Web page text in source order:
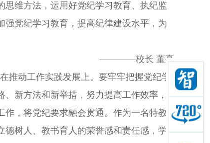
思维方法，运用好党纪学习教育、执纪监
党纪学习教育，提高纪律建设水平，为
————校长 董亮
推动工作实践发展上。要牢牢把握党纪学
新方法和新举措，努力提高工作效率，
，将党纪要求融会贯通。作为一名特教
树人、教书育人的荣誉感和责任感，学